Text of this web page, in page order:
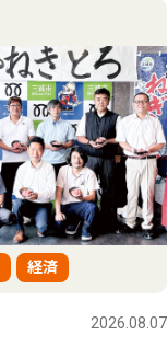
経済
2026.08.07